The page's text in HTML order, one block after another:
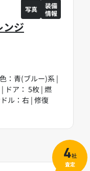
ンジ
：青(ブルー)系 |
ドア： 5枚 | 燃
ル：右 | 修復
写真
装備
情報
4社
査定